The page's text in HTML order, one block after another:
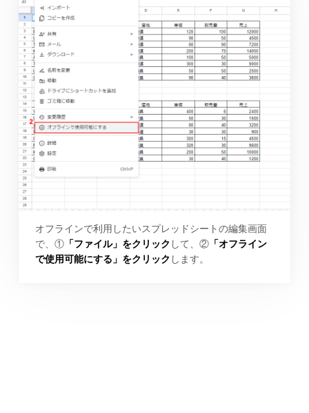
オフラインで利用したいスプレッドシートの編集画面
で、①「ファイル」をクリック して、②「オフライン
で使用可能にする」をクリック します。